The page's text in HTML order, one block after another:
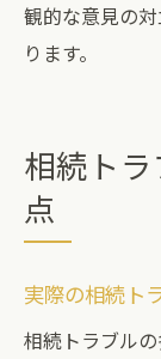
観的な意見の
ります。
相続ト
点
実際の相続ト
相続トラブル